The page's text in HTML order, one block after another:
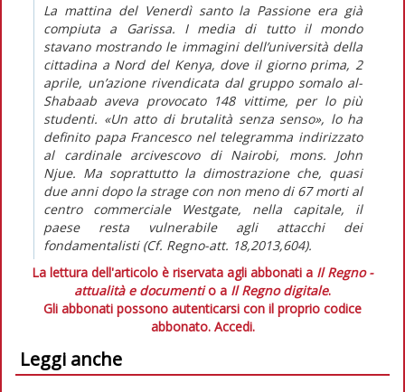
La mattina del Venerdì santo la Passione era già
compiuta a Garissa. I media di tutto il mondo
stavano mostrando le immagini dell’università della
cittadina a Nord del Kenya, dove il giorno prima, 2
aprile, un’azione rivendicata dal gruppo somalo al-
Shabaab aveva provocato 148 vittime, per lo più
studenti. «Un atto di brutalità senza senso», lo ha
definito papa Francesco nel telegramma indirizzato
al cardinale arcivescovo di Nairobi, mons. John
Njue. Ma soprattutto la dimostrazione che, quasi
due anni dopo la strage con non meno di 67 morti al
centro commerciale Westgate, nella capitale, il
paese resta vulnerabile agli attacchi dei
fondamentalisti (Cf. Regno-att. 18,2013,604).
La lettura dell'articolo è riservata agli abbonati a Il Regno -
attualità e documentio a Il Regno digitale.
Gli abbonati possono autenticarsi con il proprio codice
abbonato. Accedi.
Leggi anche